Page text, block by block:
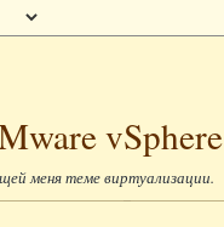
vSphere
меня теме виртуализации.